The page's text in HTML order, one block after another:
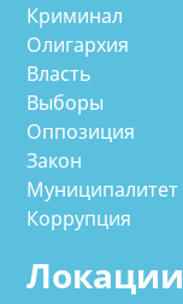
Криминал
Олигархия
Власть
Выборы
Оппозиция
Закон
Муниципалитет
Коррупция
Локации